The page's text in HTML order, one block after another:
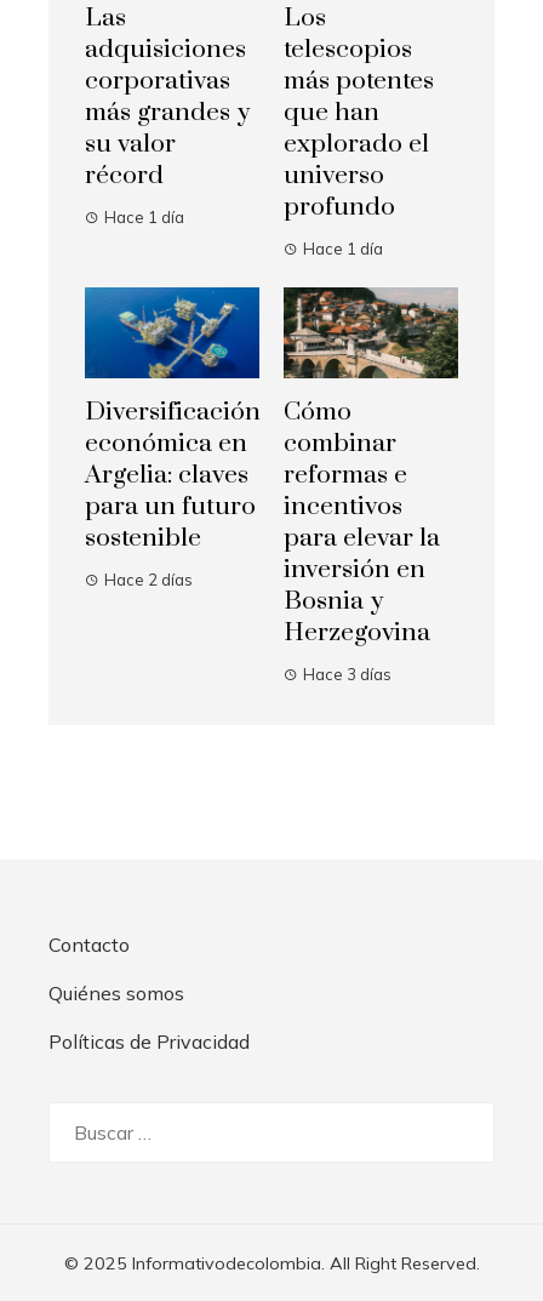
Las
adquisiciones
corporativas
más grandes y
su valor
récord
Hace 1 día
Los
telescopios
más potentes
que han
explorado el
universo
profundo
Hace 1 día
Diversificación
económica en
Argelia: claves
para un futuro
sostenible
Hace 2 días
Cómo
combinar
reformas e
incentivos
para elevar la
inversión en
Bosnia y
Herzegovina
Hace 3 días
Contacto
Quiénes somos
Políticas de Privacidad
© 2025 Informativodecolombia. All Right Reserved.